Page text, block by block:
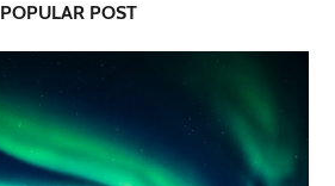
POPULAR POST